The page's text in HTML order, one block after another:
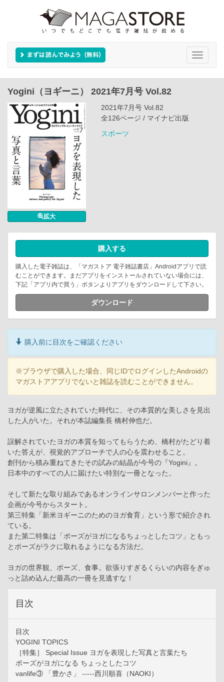
Toggle
Yogini（ヨギーニ） 2021年7月号 Vol.82
拡大
2021年7月号 Vol.82
全126ページ / マイナビ出版
スポーツ
購入する
購入した電子雑誌は、「マガストア 電子雑誌書店」Androidアプリで読
むことができます。まだアプリをインストールされていない場合には、
下記「アプリ内で買う」ボタンよりアプリをダウンロードして下さい。
ダウンロード
購入前に目次をご確認ください
※ブラウザで購入した場合、同じIDでログインしたAndroidの
マガストアアプリでないと雑誌を読むことができません。
ヨガが逆風に立たされていた時代に、その本質的な美しさを見出
した人がいた。それが本誌編集長 橋村伸也だ。
誤解されていたヨガの本質を知ってもらうため、橋村がたどり着
いた答えが、視覚的アプローチで人の心を震わせること。
創刊から積み重ねてきたその試みの結晶が今号の『Yogini』。
日本中のすべての人に届けたい特別な一冊となった。
そして新たな取り組みであるオンラインサロンメンバーと作った
企画が今号からスタート。
第三特集「新米ヨギーニのためのヨガ食育」という形で紹介され
ている。
また第二特集は「ポーズがヨガになるちょっとしたコツ」ともっ
とポーズがラクに取れるようになる方法だ。
ヨガの世界観、ポーズ、食事。欲張りすぎるくらいの内容をぎゅ
っと詰め込んだ最高の一冊を見逃すな！
目次
目次
YOGINI TOPICS
［特集］ Special Issue ヨガを表現した写真と言葉たち
ポーズがヨガになる ちょっとしたコツ
vanlife③ 「豊かさ」 -----西川順喜（NAOKI）